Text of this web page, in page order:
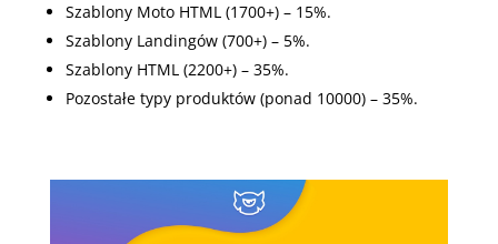
Szablony Moto HTML (1700+) – 15%.
Szablony Landingów (700+) – 5%.
Szablony HTML (2200+) – 35%.
Pozostałe typy produktów (ponad 10000) – 35%.